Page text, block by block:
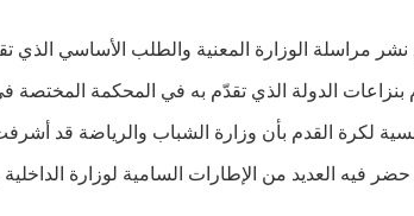
مراسلة الوزارة المعنية والطلب الأساسي الذي
بنزاعات الدولة الذي تقدّم به في المحكمة
فيه العديد من الإطارات السامية لوزارة